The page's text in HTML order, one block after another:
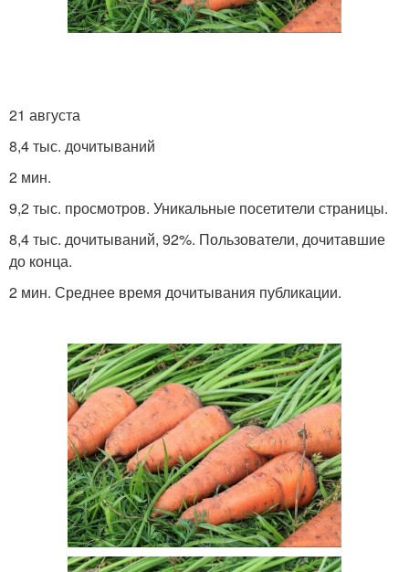
21 августа
8,4 тыс. дочитываний
2 мин.
9,2 тыс. просмотров. Уникальные посетители страницы.
8,4 тыс. дочитываний, 92%. Пользователи, дочитавшие
до конца.
2 мин. Среднее время дочитывания публикации.